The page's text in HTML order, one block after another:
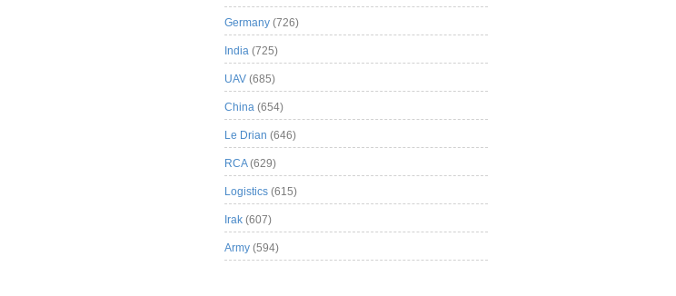
Germany (726)
India (725)
UAV (685)
China (654)
Le Drian (646)
RCA(629)
Logistics (615)
Irak (607)
Army (594)